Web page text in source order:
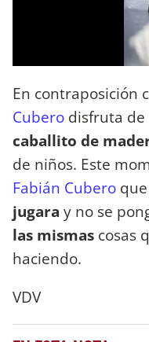
En contraposición
Cubero disfruta
caballito de
de niños. Este
Fabián Cubero
jugara y no se
las mismas cosas
haciendo.
VDV